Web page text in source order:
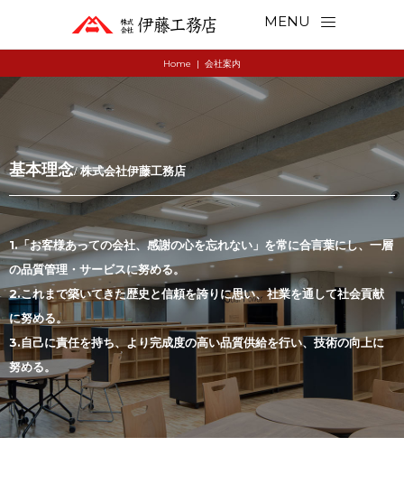
MENU
Home | 会社案内
基本理念/ 株式会社伊藤工務店
1.「お客様あっての会社、感謝の心を忘れない」を常に合言葉にし、一層
の品質管理・サービスに努める。
2.これまで築いてきた歴史と信頼を誇りに思い、社業を通して社会貢献
に努める。
3.自己に責任を持ち、より完成度の高い品質供給を行い、技術の向上に
努める。